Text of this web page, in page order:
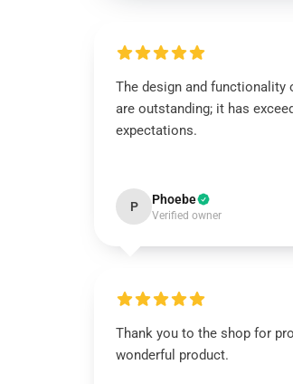
The design and functionality
are outstanding; it has
expectations.
P Phoebe
Verified owner
Thank you to the shop for
wonderful product.